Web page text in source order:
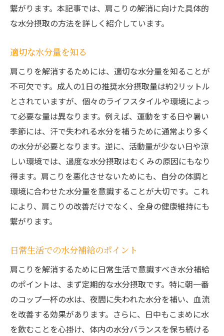
水分不足解消のための実践法
肩こり解消に効果的な水分補給タイミング
水分不足と肩こりを見極めるポイント
簡単にできる肩こり解消法水分補給がもたらす
効果とは
肩こり改善のための日常的な水分の取り方
水分補給が肩の緊張を和らげる理由
水分と肩こり解消の科学的根拠
水分補給で肩こりを防ぐ生活習慣
肩こり解消のために推奨される飲料
効率的な水分補給のためのガイドライン
肩こり解消の秘訣は水分補給にあった！
なぜ水分補給が肩こりに効くのか
肩の健康を守るための水分管理
肩こりを解消するための具体的な行動計画
肩こり解消に向けた水分摂取のコツ
肩の痛みを和らげるための最適な水分補給方法
繋がります。本記事では、肩こりの解消に向けた具体的
な水分摂取の方法を詳しく紹介しています。
適切な水分量を知る
肩こりを解消するためには、適切な水分量を知ることが
不可欠です。成人の1日の推奨水分摂取量は約2リットル
とされていますが、個々のライフスタイルや環境によっ
て必要な量は異なります。例えば、運動をする日や暑い
季節には、汗で失われる水分を補うために通常より多く
の水分が必要となります。逆に、活動量が少ない日や涼
しい環境では、過度な水分摂取はむくみの原因にもなり
得ます。肩こりを悪化させないためにも、自分の体調と
環境に合わせた水分量を意識することが大切です。これ
により、肩こりの改善だけでなく、全身の健康維持にも
繋がります。
日常生活での水分補給のポイント
肩こりを解消するために日常生活で意識すべき水分補給
のポイントは、まず定期的な水分摂取です。特に朝一番
のコップ一杯の水は、夜間に失われた水分を補い、血流
を改善する効果があります。さらに、日中もこまめに水
を飲むことを心掛け、体内の水分バランスを保ち続ける